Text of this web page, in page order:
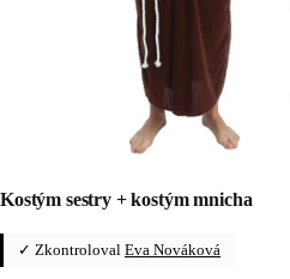
Kostým sestry + kostým mnicha
✓ Zkontroloval Eva Nováková